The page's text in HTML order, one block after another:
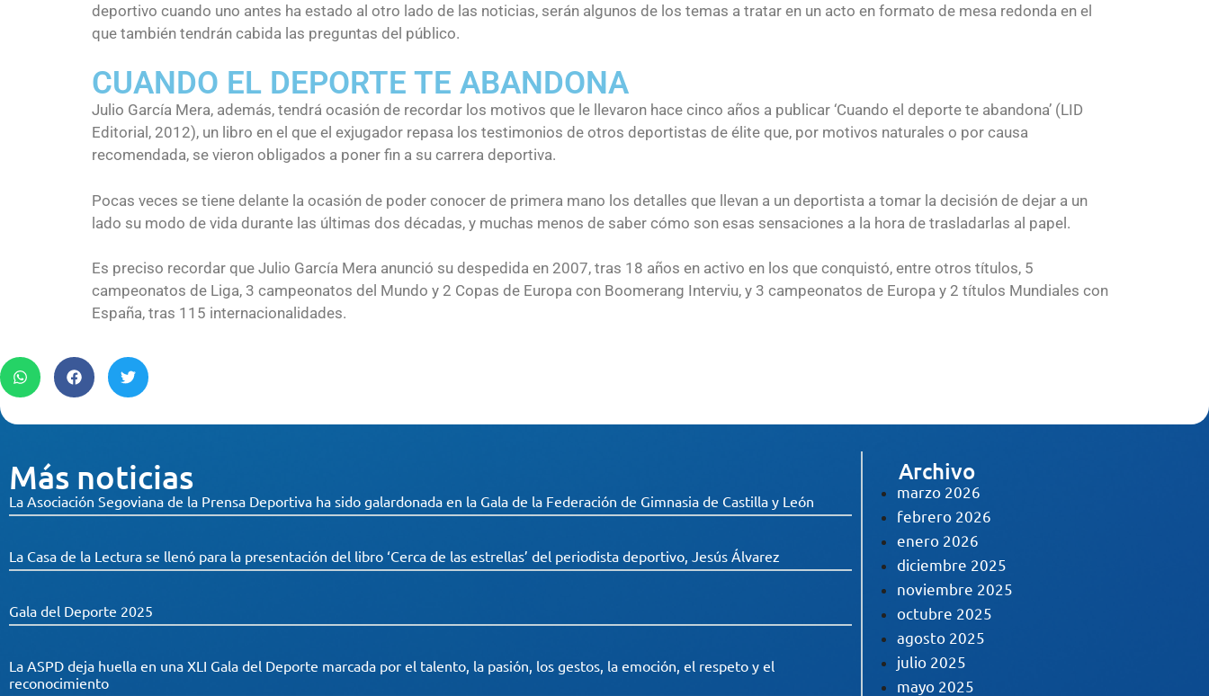
deportivo cuando uno antes ha estado al otro lado de las noticias, serán algunos de los temas a tratar en un acto en formato de mesa redonda en el
que también tendrán cabida las preguntas del público.
CUANDO EL DEPORTE TE ABANDONA
Julio García Mera, además, tendrá ocasión de recordar los motivos que le llevaron hace cinco años a publicar ‘Cuando el deporte te abandona’ (LID
Editorial, 2012), un libro en el que el exjugador repasa los testimonios de otros deportistas de élite que, por motivos naturales o por causa
recomendada, se vieron obligados a poner fin a su carrera deportiva.
Pocas veces se tiene delante la ocasión de poder conocer de primera mano los detalles que llevan a un deportista a tomar la decisión de dejar a un
lado su modo de vida durante las últimas dos décadas, y muchas menos de saber cómo son esas sensaciones a la hora de trasladarlas al papel.
Es preciso recordar que Julio García Mera anunció su despedida en 2007, tras 18 años en activo en los que conquistó, entre otros títulos, 5
campeonatos de Liga, 3 campeonatos del Mundo y 2 Copas de Europa con Boomerang Interviu, y 3 campeonatos de Europa y 2 títulos Mundiales con
España, tras 115 internacionalidades.
Más noticias
La Asociación Segoviana de la Prensa Deportiva ha sido galardonada en la Gala de la Federación de Gimnasia de Castilla y León
La Casa de la Lectura se llenó para la presentación del libro ‘Cerca de las estrellas’ del periodista deportivo, Jesús Álvarez
Gala del Deporte 2025
La ASPD deja huella en una XLI Gala del Deporte marcada por el talento, la pasión, los gestos, la emoción, el respeto y el
reconocimiento
Archivo
marzo 2026
febrero 2026
enero 2026
diciembre 2025
noviembre 2025
octubre 2025
agosto 2025
julio 2025
mayo 2025